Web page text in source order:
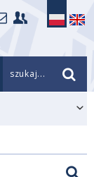
szukaj...